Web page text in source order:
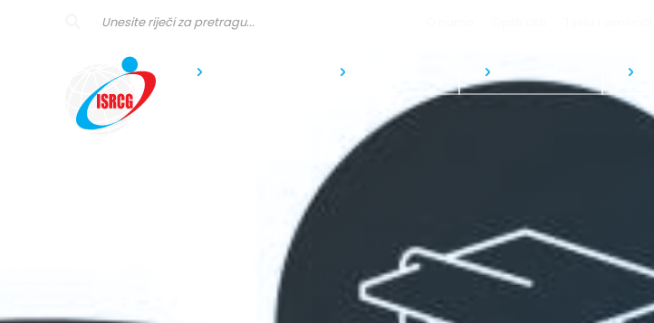
PROFESIONALNA
ZVANJA
KONTINUIRANA
EDUKACIJA PROPISI REGISTRI